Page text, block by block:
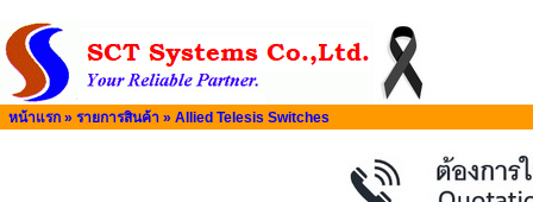
หน้าแรก » รายการสินค้า » Allied Telesis Switches